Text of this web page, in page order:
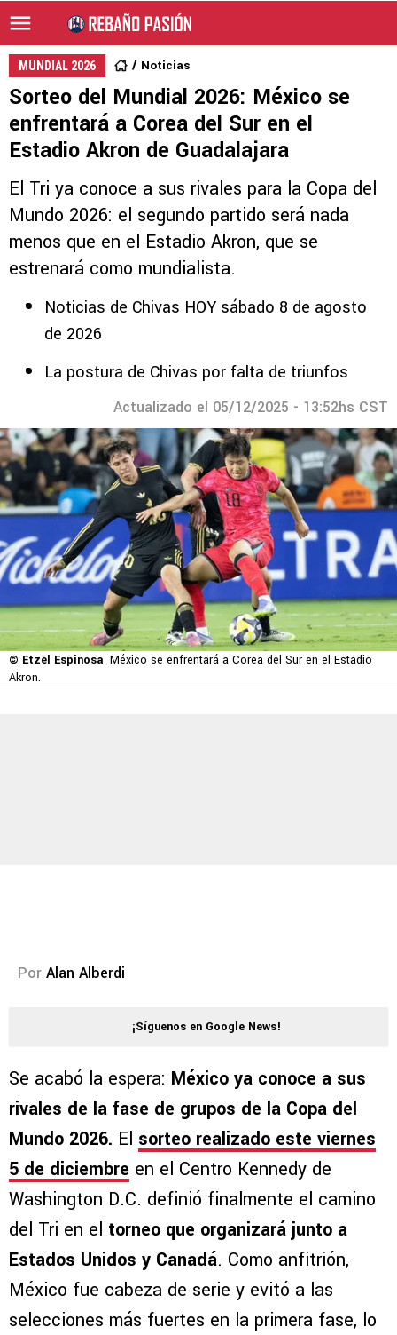
MUNDIAL 2026 Noticias
Sorteo del Mundial 2026: México se
enfrentará a Corea del Sur en el
Estadio Akron de Guadalajara
El Tri ya conoce a sus rivales para la Copa del
Mundo 2026: el segundo partido será nada
menos que en el Estadio Akron, que se
estrenará como mundialista.
Noticias de Chivas HOY sábado 8 de agosto
de 2026
La postura de Chivas por falta de triunfos
Actualizado el 05/12/2025 - 13:52hs CST
© Etzel Espinosa México se enfrentará a Corea del Sur en el Estadio
Akron.
Por Alan Alberdi
¡Síguenos en Google News!
Se acabó la espera: México ya conoce a sus
rivales de la fase de grupos de la Copa del
Mundo 2026. El sorteo realizado este viernes
5 de diciembre en el Centro Kennedy de
Washington D.C. definió finalmente el camino
del Tri en el torneo que organizará junto a
Estados Unidos y Canadá. Como anfitrión,
México fue cabeza de serie y evitó a las
selecciones más fuertes en la primera fase, lo